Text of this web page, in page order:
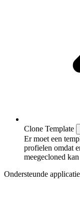
Clone Template
Er moet een
profielen omdat
meegecloned
Ondersteunde